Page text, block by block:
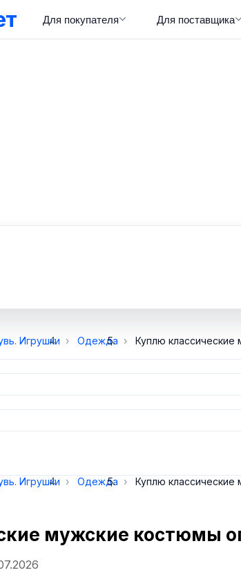
Для покупателя Для поставщика
Игрушки Одежда Куплю
Игрушки Одежда Куплю
мужские костюмы